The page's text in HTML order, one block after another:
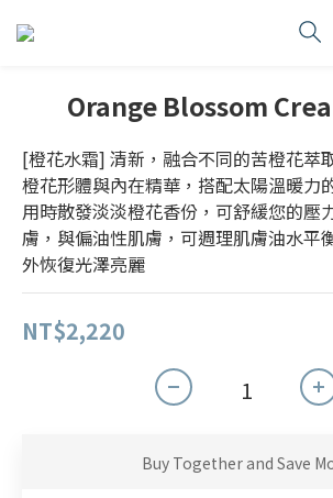
Orange Blossom
[橙花水霜] 清新，融合不同的苦橙花萃
橙花形體與內在精華，搭配太陽溫暖力
用時散發淡淡橙花香份，可舒緩您的壓
膚，與偏油性肌膚，可週理肌膚油水平
外恢復光澤亮麗
NT$2,220
Buy Together and Save